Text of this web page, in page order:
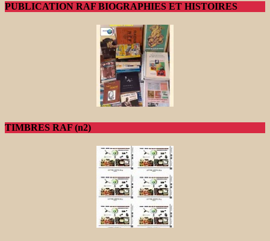
PUBLICATION RAF BIOGRAPHIES ET HISTOIRES
TIMBRES RAF (n2)